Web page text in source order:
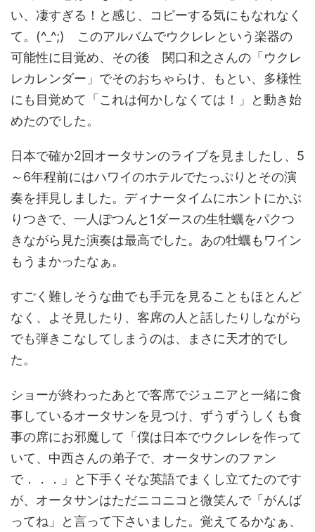
い、凄すぎる！と感じ、コピーする気にもなれなく
て。(^_^;) このアルバムでウクレレという楽器の
可能性に目覚め、その後 関口和之さんの「ウクレ
レカレンダー」でそのおちゃらけ、もとい、多様性
にも目覚めて「これは何かしなくては！」と動き始
めたのでした。
日本で確か2回オータサンのライブを見ましたし、5
～6年程前にはハワイのホテルでたっぷりとその演
奏を拝見しました。ディナータイムにホントにかぶ
りつきで、一人ぽつんと1ダースの生牡蠣をパクつ
きながら見た演奏は最高でした。あの牡蠣もワイン
もうまかったなぁ。
すごく難しそうな曲でも手元を見ることもほとんど
なく、よそ見したり、客席の人と話したりしながら
でも弾きこなしてしまうのは、まさに天才的でし
た。
ショーが終わったあとで客席でジュニアと一緒に食
事しているオータサンを見つけ、ずうずうしくも食
事の席にお邪魔して「僕は日本でウクレレを作って
いて、中西さんの弟子で、オータサンのファン
で．．．」と下手くそな英語でまくし立てたのです
が、オータサンはただニコニコと微笑んで「がんば
ってね」と言って下さいました。覚えてるかなぁ、